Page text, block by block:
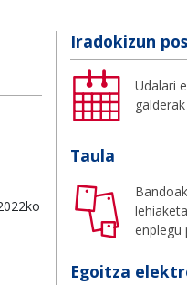
Iradokizun
Udalari
Taula
enplegu
Egoitza